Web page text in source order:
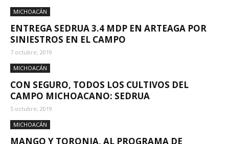
MICHOACÁN
ENTREGA SEDRUA 3.4 MDP EN ARTEAGA POR
SINIESTROS EN EL CAMPO
7 octubre, 2019
MICHOACÁN
CON SEGURO, TODOS LOS CULTIVOS DEL
CAMPO MICHOACANO: SEDRUA
5 octubre, 2019
MICHOACÁN
MANGO Y TORONJA, AL PROGRAMA DE